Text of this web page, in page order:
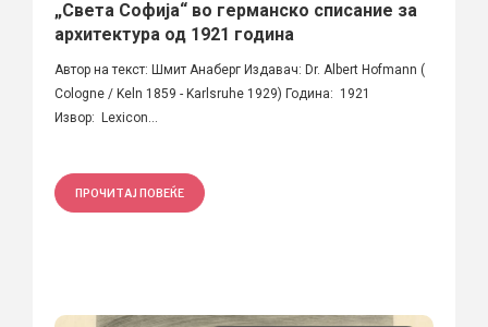
„Света Софија“ во германско списание за
архитектура од 1921 година
Автор на текст: Шмит Анаберг Издавач: Dr. Albert Hofmann (
Cologne / Keln 1859 - Karlsruhe 1929) Година: 1921
Извор: Lexicon...
ПРОЧИТАЈ ПОВЕЌЕ